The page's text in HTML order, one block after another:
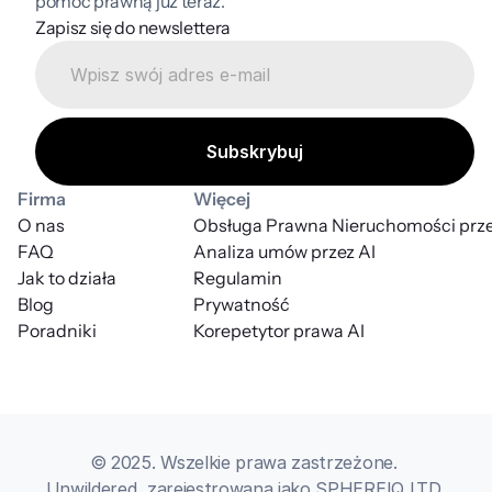
Zapisz się do newslettera
Firma
O nas
FAQ
Jak to działa
Blog
Poradniki
Więcej
Regulamin
Analiza umów przez AI
Korepetytor prawa AI
Prywatność
Obsługa Prawna Nieruchomości
© 2025. Wszelkie prawa zastrzeżone.